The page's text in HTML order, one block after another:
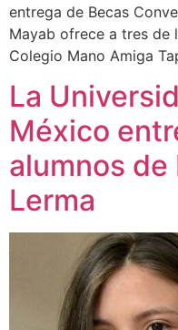
entrega de Becas
Mayab ofrece a tres de
Colegio Mano Amiga
La
México
alumnos de
Lerma